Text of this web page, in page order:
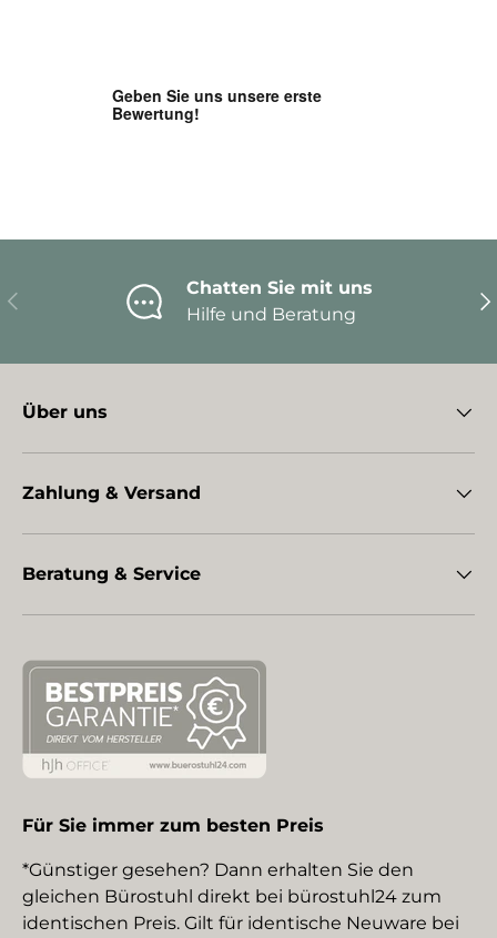
Vorherige
Chatten Sie mit uns
Hilfe und Beratung
Über uns
Zahlung & Versand
Beratung & Service
Für Sie immer zum besten Preis
*Günstiger gesehen? Dann erhalten Sie den
gleichen Bürostuhl direkt bei bürostuhl24 zum
identischen Preis. Gilt für identische Neuware bei